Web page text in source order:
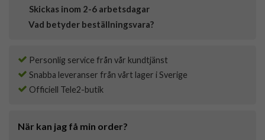
Skickas inom 2-6 arbetsdagar
Vad betyder beställningsvara?
Personlig service från vår kundtjänst
Snabba leveranser från vårt lager i Sverige
Officiell Tele2-butik
När kan jag få min order?